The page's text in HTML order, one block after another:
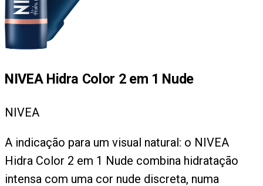
NIVEA Hidra Color 2 em 1 Nude
NIVEA
A indicação para um visual natural: o NIVEA
Hidra Color 2 em 1 Nude combina hidratação
intensa com uma cor nude discreta, numa